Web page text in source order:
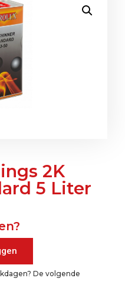
2K
5 Liter
De volgende